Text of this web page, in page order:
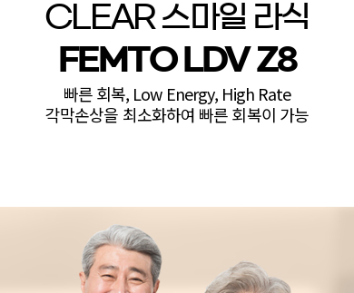
CLEAR 스마일 라식
FEMTO LDV Z8
빠른 회복, Low Energy, High Rate
각막손상을 최소화하여 빠른 회복이 가능